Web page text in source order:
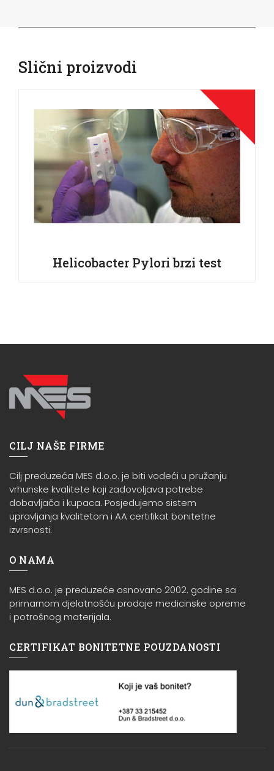
Slični proizvodi
Helicobacter Pylori brzi test
CILJ NAŠE FIRME
Cilj preduzeća MES d.o.o. je biti vodeći u pružanju
vrhunske kvalitete koji zadovoljava potrebe
dobavljača i kupaca. Posjedujemo sistem
upravljanja kvalitetom i AA certifikat bonitetne
izvrsnosti.
O NAMA
MES d.o.o. je preduzeće osnovano 2002. godine sa
primarnom djelatnošću prodaje medicinske opreme
i potrošnog materijala.
CERTIFIKAT BONITETNE POUZDANOSTI